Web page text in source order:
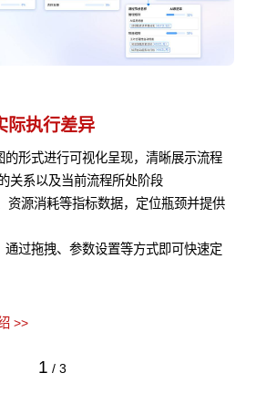
际执行差异
的形式进行可视化呈现，清晰展示流程
关系以及当前流程所处阶段
资源消耗等指标数据，定位瓶颈并提供
通过拖拽、参数设置等方式即可快速定
>>
1 / 3